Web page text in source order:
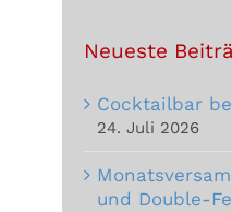
Neueste
Cocktailbar
24. Juli 2026
und Double-